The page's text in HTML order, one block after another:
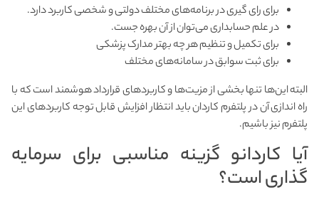
برای رای گیری در برنامه‌های مختلف دولتی و شخصی کاربرد دارد.
در علم حسابداری می‌توان از آن بهره جست.
برای تکمیل و تنظیم هر چه بهتر مدارک پزشکی
برای ثبت سوابق در سامانه‌های مختلف
البته این‌ها تنها بخشی از مزیت‌ها و کاربردهای قرارداد هوشمند است که با
راه اندازی آن در پلتفرم کاردان باید انتظار افزایش قابل توجه کاربردهای این
پلتفرم نیز باشیم.
آیا کاردانو گزینه مناسبی برای سرمایه
گذاری است؟